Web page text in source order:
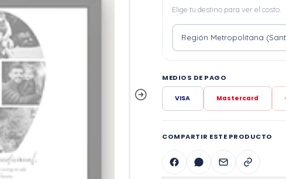
Elige tu destino para ver el costo.
MEDIOS DE PAGO
VISA Mastercard
COMPARTIR ESTE PRODUCTO